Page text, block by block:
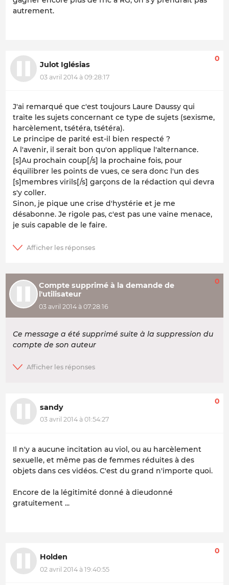
autrement.
Julot Iglésias
03 avril 2014 à 09:28:17
0
J'ai remarqué que c'est toujours Laure Daussy qui
traite les sujets concernant ce type de sujets (sexisme,
harcèlement, tsétéra, tsétéra).
Le principe de parité est-il bien respecté ?
A l'avenir, il serait bon qu'on applique l'alternance.
[s]Au prochain coup[/s] la prochaine fois, pour
équilibrer les points de vues, ce sera donc l'un des
[s]membres virils[/s] garçons de la rédaction qui devra
s'y coller.
Sinon, je pique une crise d'hystérie et je me
désabonne. Je rigole pas, c'est pas une vaine menace,
je suis capable de le faire.
Compte supprimé à la demande de
l'utilisateur
03 avril 2014 à 07:28:16
0
Ce message a été supprimé suite à la suppression du
compte de son auteur
sandy
03 avril 2014 à 01:54:27
0
Il n'y a aucune incitation au viol, ou au harcèlement
sexuelle, et même pas de femmes réduites à des
objets dans ces vidéos. C'est du grand n'importe quoi.
Encore de la légitimité donné à dieudonné
gratuitement ...
Holden
02 avril 2014 à 19:40:55
0